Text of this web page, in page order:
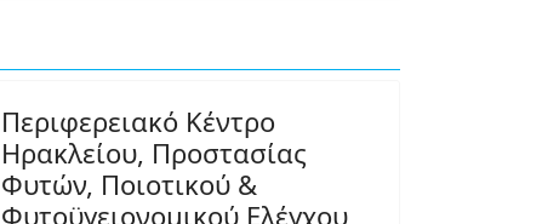
Περιφερειακό Κέντρο
Ηρακλείου, Προστασίας
Φυτών, Ποιοτικού &
Φυτοϋγειονομικού Ελέγχου